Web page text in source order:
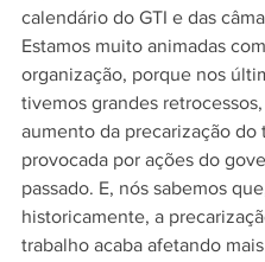
calendário do GTI e das
Estamos muito animadas
organização, porque nos
tivemos grandes
aumento da precarização do
provocada por ações do
passado. E, nós sabemos
historicamente, a
trabalho acaba afetando